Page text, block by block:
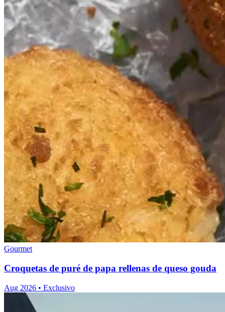
Gourmet
Croquetas de puré de papa rellenas de queso gouda
Aug 2026 • Exclusivo